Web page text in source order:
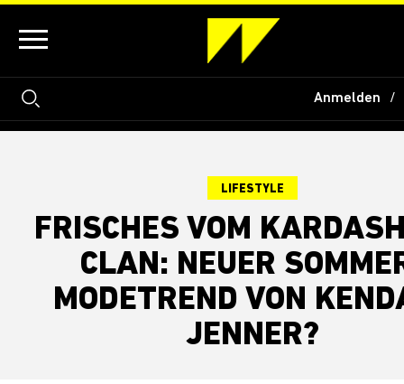
Anmelden
LIFESTYLE
FRISCHES VOM
CLAN: NEUER
MODETREND VON
JENNER?